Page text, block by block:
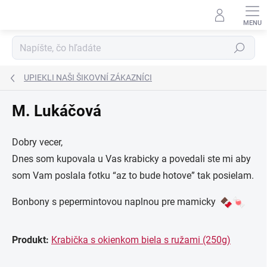
Hľadať
UPIEKLI NAŠI ŠIKOVNÍ ZÁKAZNÍCI
M. Lukáčová
Dobry vecer,
Dnes som kupovala u Vas krabicky a povedali ste mi aby
som Vam poslala fotku “az to bude hotove” tak posielam.
Bonbony s pepermintovou naplnou pre mamicky
Produkt: Krabička s okienkom biela s ružami (250g)